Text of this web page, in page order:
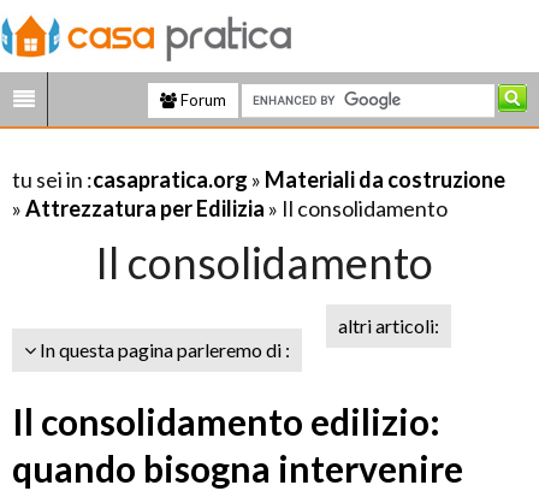
Forum
tu sei in :casapratica.org » Materiali da costruzione
»Attrezzatura per Edilizia » Il consolidamento
Il consolidamento
In questa pagina parleremo di :
altri articoli:
Il consolidamento edilizio:
quando bisogna intervenire